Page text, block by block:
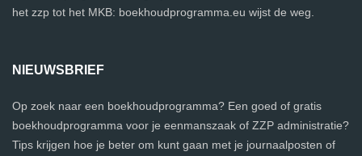
het zzp tot het MKB: boekhoudprogramma.eu wijst de weg.
NIEUWSBRIEF
Op zoek naar een boekhoudprogramma? Een goed of gratis
boekhoudprogramma voor je eenmanszaak of ZZP administratie?
Tips krijgen hoe je beter om kunt gaan met je journaalposten of